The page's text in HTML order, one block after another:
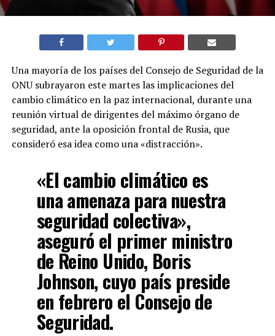
Una mayoría de los países del Consejo de Seguridad de la
ONU subrayaron este martes las implicaciones del
cambio climático en la paz internacional, durante una
reunión virtual de dirigentes del máximo órgano de
seguridad, ante la oposición frontal de Rusia, que
consideró esa idea como una «distracción».
«El cambio climático es
una amenaza para nuestra
seguridad colectiva»,
aseguró el primer ministro
de Reino Unido, Boris
Johnson, cuyo país preside
en febrero el Consejo de
Seguridad.